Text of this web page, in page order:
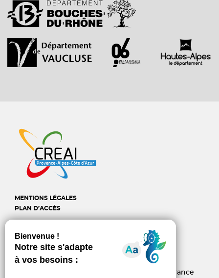
MENTIONS LÉGALES
PLAN D’ACCÈS
CREAI Provence-Alpes-
Côte d'Azur
6, rue d’Arcole - 13006 Marseille - France